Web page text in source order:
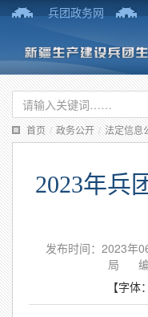
兵团政务网
首页 / 政务公开 / 法定信息
2023年兵
发布时间：2023年
局
【字体：